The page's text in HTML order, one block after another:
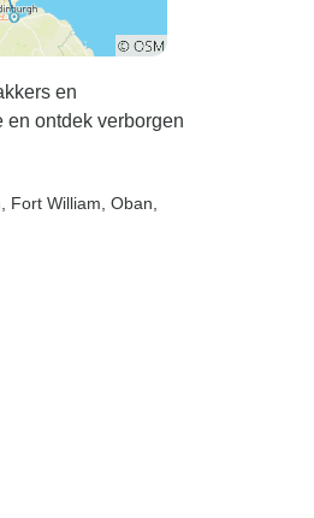
en
en ontdek verborgen
, Fort William , Oban